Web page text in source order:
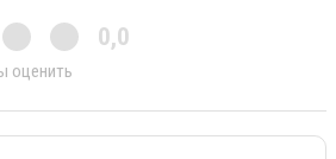
0,0
оценить